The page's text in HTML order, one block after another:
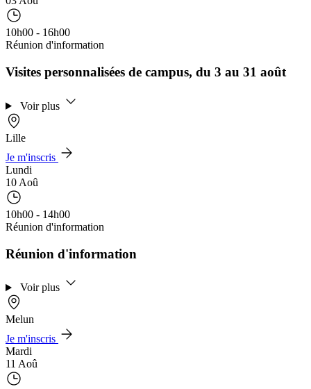
10h00 - 16h00
Réunion d'information
Visites personnalisées de campus, du 3 au 31 août
Voir plus
Lille
Je m'inscris
Lundi
10 Aoû
10h00 - 14h00
Réunion d'information
Réunion d'information
Voir plus
Melun
Je m'inscris
Mardi
11 Aoû